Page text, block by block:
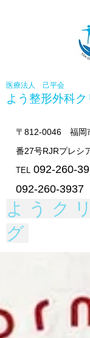
医療法人 己平会
よう整形外科ク
〒812-0046 福岡
番27号RJRプレシ
TEL 092-
092-260-3937
ようク
グ